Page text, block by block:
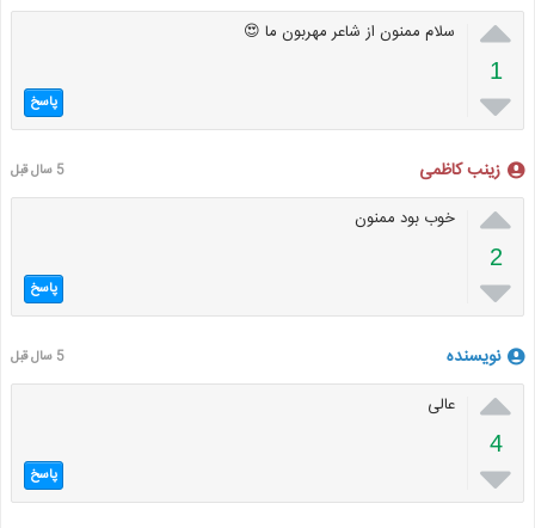

1

سلام ممنون از شاعر مهربون ما 😍
پاسخ
زینب کاظمی 5 سال قبل

2

خوب بود ممنون
پاسخ
نویسنده 5 سال قبل

4

عالی
پاسخ